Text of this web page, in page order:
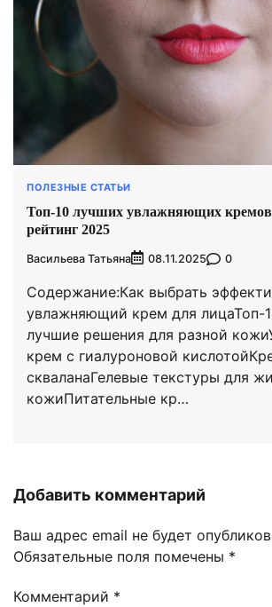
ПОЛЕЗНЫЕ СТАТЬИ
Топ-10 лучших увлажняющих
рейтинг 2025
Васильева Татьяна 08.11.2025 0
Содержание:Как выбрать
увлажняющий крем для лицаТоп-
лучшие решения для разной
крем с гиалуроновой
скваланаГелевые текстуры для
кожиПитательные кр…
Добавить комментарий
Ваш адрес email не будет
Обязательные поля помечены *
Комментарий *